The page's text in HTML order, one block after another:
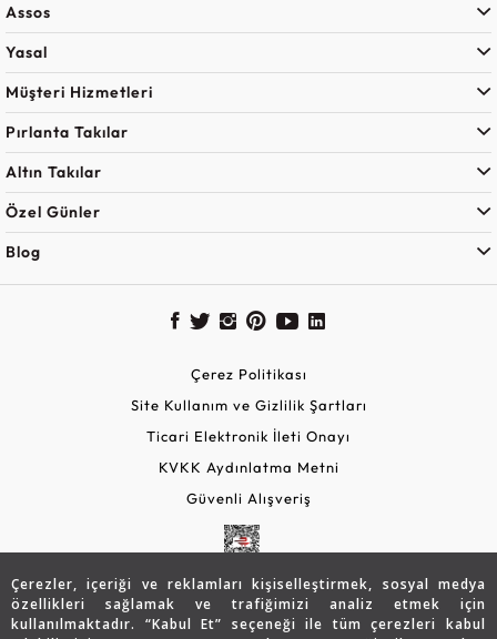
Çerezler, içeriği ve reklamları kişiselleştirmek, sosyal medya
özellikleri sağlamak ve trafiğimizi analiz etmek için
kullanılmaktadır. “Kabul Et” seçeneği ile tüm çerezleri kabul
Assos
Yasal
Müşteri Hizmetleri
Pırlanta Takılar
Altın Takılar
Özel Günler
Blog
Çerez Politikası
Site Kullanım ve Gizlilik Şartları
Ticari Elektronik İleti Onayı
KVKK Aydınlatma Metni
Güvenli Alışveriş